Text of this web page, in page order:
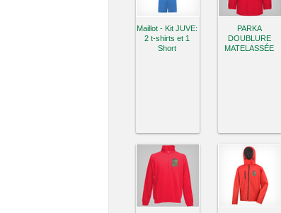
Maillot - Kit JUVE:
2 t-shirts et 1
Short
PARKA
DOUBLURE
MATELASSÉE